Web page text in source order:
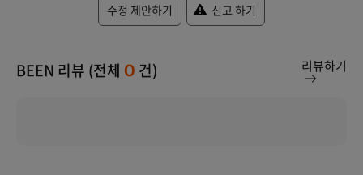
수정 제안하기 신고 하기
BEEN 리뷰 (전체 0 건) 리뷰하기